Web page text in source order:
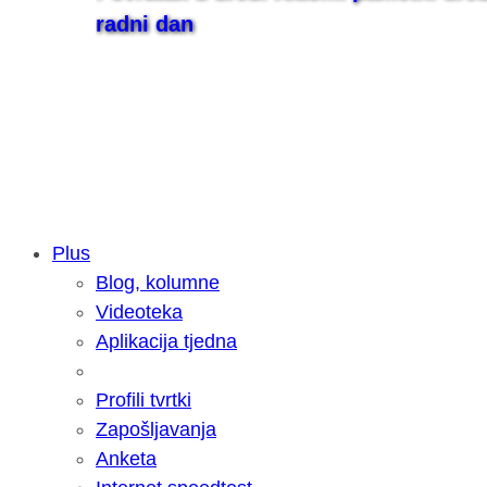
radni dan
Samsung otkrio kako je nastajala
razvoja donijelo tanje i izdržljivije
Plus
Blog, kolumne
Videoteka
Aplikacija tjedna
Profili tvrtki
Zapošljavanja
Anketa